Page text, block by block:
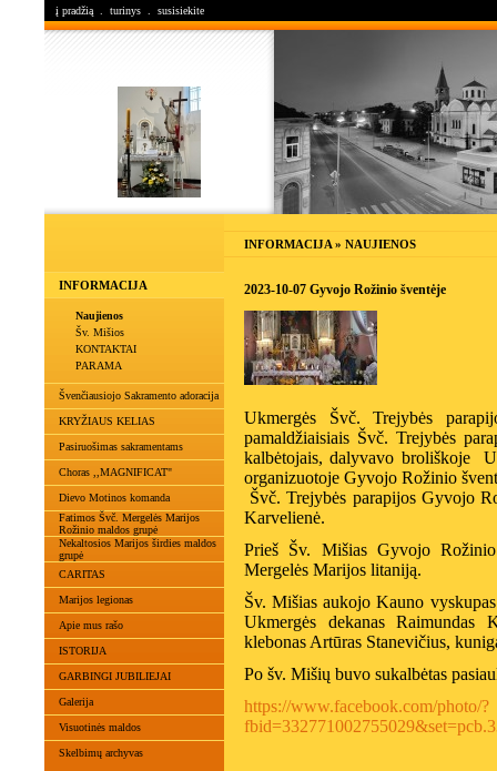
į pradžią turinys susisiekite
INFORMACIJA
Naujienos
Šv. Mišios
KONTAKTAI
PARAMA
Švenčiausiojo Sakramento adoracija
KRYŽIAUS KELIAS
Pasiruošimas sakramentams
Choras ,,MAGNIFICAT"
Dievo Motinos komanda
Fatimos Švč. Mergelės Marijos
Rožinio maldos grupė
Nekaltosios Marijos širdies maldos
grupė
CARITAS
Marijos legionas
Apie mus rašo
ISTORIJA
GARBINGI JUBILIEJAI
Galerija
Visuotinės maldos
Skelbimų archyvas
INFORMACIJA » NAUJIENOS
2023-10-07 Gyvojo Rožinio šventėje
Ukmergės Švč. Trejybės
pamaldžiaisiais Švč. Trejybės
kalbėtojais, dalyvavo broliškoje
organizuotoje Gyvojo Rožinio
Švč. Trejybės parapijos Gyvojo
Karvelienė.
Prieš Šv. Mišias Gyvojo
Mergelės Marijos litaniją.
Šv. Mišias aukojo Kauno
Ukmergės dekanas Raimundas
klebonas Artūras Stanevičius,
Po šv. Mišių buvo sukalbėtas
https://www.facebook.com/photo/?